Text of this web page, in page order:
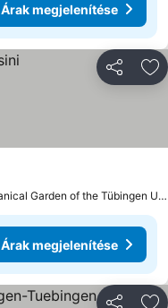
Árak megjelenítése
7.7 km-re innen: Botanical Garden of the Tübingen University
Árak megjelenítése